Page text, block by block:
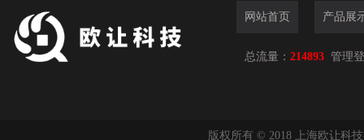
网站首页 产品展
总流量： 214893 管理
版权所有 © 2018 上海欧让科